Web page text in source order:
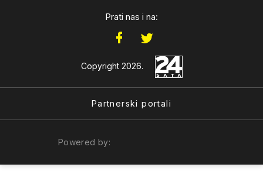
Prati nas i na:
Copyright 2026.
Partnerski portali
Powered by: